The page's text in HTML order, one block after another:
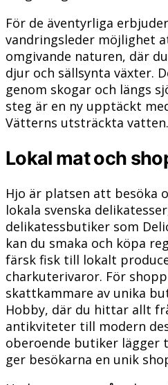
För de äventyrliga
vandringsleder möjlighet
omgivande naturen, där
djur och sällsynta växter.
genom skogar och längs
steg är en ny upptäckt
Vätterns utsträckta vatten.
Lokal mat och
Hjo är platsen att besöka
lokala svenska
delikatessbutiker som
kan du smaka och köpa
färsk fisk till lokalt
charkuterivaror. För
skattkammare av unika
Hobby, där du hittar allt
antikviteter till modern
oberoende butiker lägger
ger besökarna en unik